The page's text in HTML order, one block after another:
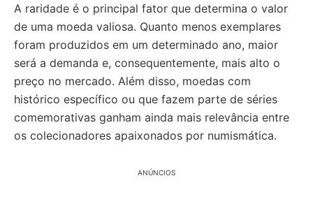
A raridade é o principal fator que determina o valor
de uma moeda valiosa. Quanto menos exemplares
foram produzidos em um determinado ano, maior
será a demanda e, consequentemente, mais alto o
preço no mercado. Além disso, moedas com
histórico específico ou que fazem parte de séries
comemorativas ganham ainda mais relevância entre
os colecionadores apaixonados por numismática.
ANÚNCIOS